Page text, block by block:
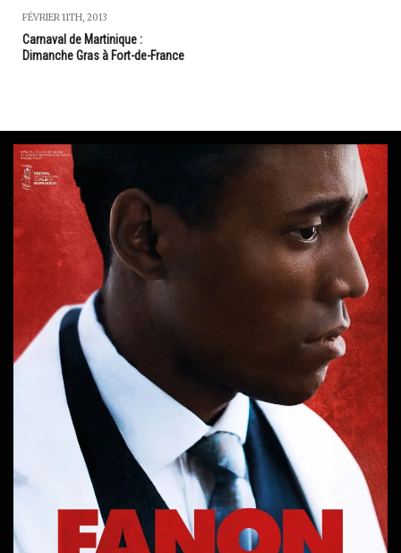
FÉVRIER 11TH, 2013
Carnaval de Martinique :
Dimanche Gras à Fort-de-France